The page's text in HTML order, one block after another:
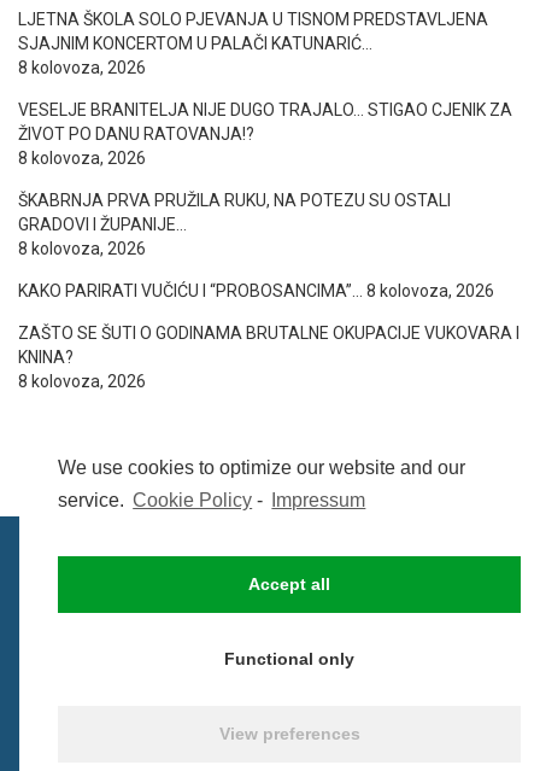
We use cookies to optimize our website and our
service. Cookie Policy - Impressum
Accept all
Functional only
View preferences
LJETNA ŠKOLA SOLO PJEVANJA U TISNOM PREDSTAVLJENA
SJAJNIM KONCERTOM U PALAČI KATUNARIĆ…
8 kolovoza, 2026
VESELJE BRANITELJA NIJE DUGO TRAJALO… STIGAO CJENIK ZA
ŽIVOT PO DANU RATOVANJA!?
8 kolovoza, 2026
ŠKABRNJA PRVA PRUŽILA RUKU, NA POTEZU SU OSTALI
GRADOVI I ŽUPANIJE…
8 kolovoza, 2026
KAKO PARIRATI VUČIĆU I “PROBOSANCIMA”… 8 kolovoza, 2026
ZAŠTO SE ŠUTI O GODINAMA BRUTALNE OKUPACIJE VUKOVARA I
KNINA?
8 kolovoza, 2026